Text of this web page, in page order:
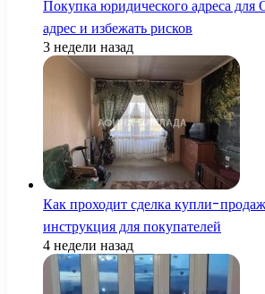
Покупка юридического адреса
адрес и избежать рисков
3 недели назад
Как проходит сделка купли-
инструкция для покупателей
4 недели назад